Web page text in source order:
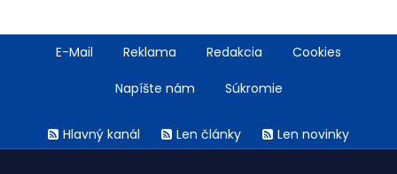
FooterE-Mail Reklama Redakcia Cookies
Napíšte nám Súkromie
menuHlavný kanál Len články Len novinky